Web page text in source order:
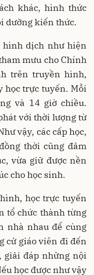
khác, hình thức
dưỡng kiến thức.
dịch như hiện
mưu cho Chính
trên truyền hình,
học trực tuyến. Mỗi
và 14 giờ chiều.
với thời lượng từ
vậy, các cấp học,
thời cũng đảm
vừa giữ được nền
cho học sinh.
học trực tuyến
tổ chức thành từng
nhà nhau để cùng
cử giáo viên đi đến
giải đáp những nội
học được như vậy